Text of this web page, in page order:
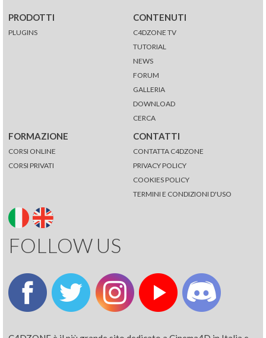
PRODOTTI
PLUGINS
CONTENUTI
C4DZONE TV
TUTORIAL
NEWS
FORUM
GALLERIA
DOWNLOAD
CERCA
FORMAZIONE
CORSI ONLINE
CORSI PRIVATI
CONTATTI
CONTATTA C4DZONE
PRIVACY POLICY
COOKIES POLICY
TERMINI E CONDIZIONI D'USO
FOLLOW US